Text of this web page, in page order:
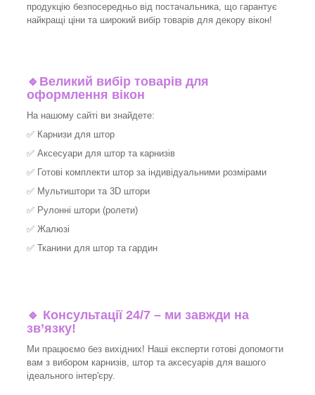
продукцію безпосередньо від постачальника, що гарантує
найкращі ціни та широкий вибір товарів для декору вікон!
🔹 Великий вибір товарів для
оформлення вікон
На нашому сайті ви знайдете:
✅ Карнизи для штор
✅ Аксесуари для штор та карнизів
✅ Готові комплекти штор за індивідуальними розмірами
✅ Мультиштори та 3D штори
✅ Рулонні штори (ролети)
✅ Жалюзі
✅ Тканини для штор та гардин
🔹 Консультації 24/7 – ми завжди на
зв’язку!
Ми працюємо без вихідних! Наші експерти готові допомогти
вам з вибором карнизів, штор та аксесуарів для вашого
ідеального інтер'єру.